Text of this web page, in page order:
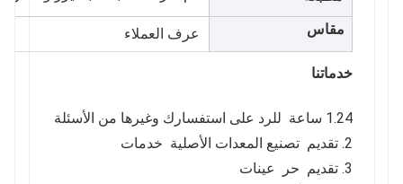
مقاس عرف العملاء
خدماتنا
1.24 ساعة للرد على استفسارك وغيرها من الأسئلة
2. تقديم تصنيع المعدات الأصلية خدمات
3. تقديم حر عينات